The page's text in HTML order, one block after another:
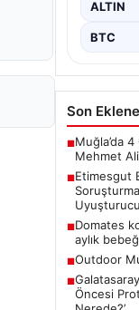
ALTIN
BTC
Son
■Muğla’da
Mehmet
■Etimesgut
■Domates
aylık
■Outdoor
■
Öncesi